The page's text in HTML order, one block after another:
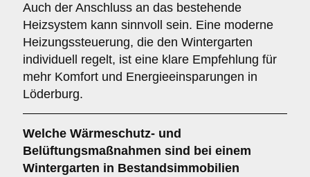
Auch der Anschluss an das bestehende
Heizsystem kann sinnvoll sein. Eine moderne
Heizungssteuerung, die den Wintergarten
individuell regelt, ist eine klare Empfehlung für
mehr Komfort und Energieeinsparungen in
Löderburg.
Welche Wärmeschutz- und
Belüftungsmaßnahmen sind bei einem
Wintergarten in Bestandsimmobilien